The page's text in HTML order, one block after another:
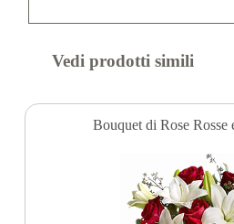
Vedi prodotti simili
Bouquet di Rose